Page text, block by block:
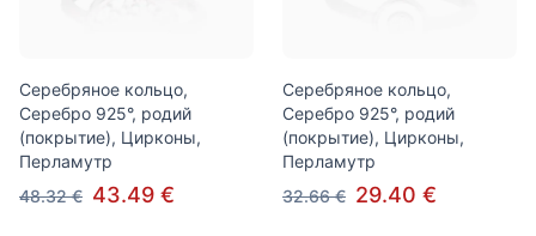
Серебряное кольцо,
Серебро 925°, родий
(покрытие), Цирконы,
Перламутр
48.32 € 43.49 €
Серебряное кольцо,
Серебро 925°, родий
(покрытие), Цирконы,
Перламутр
32.66 € 29.40 €